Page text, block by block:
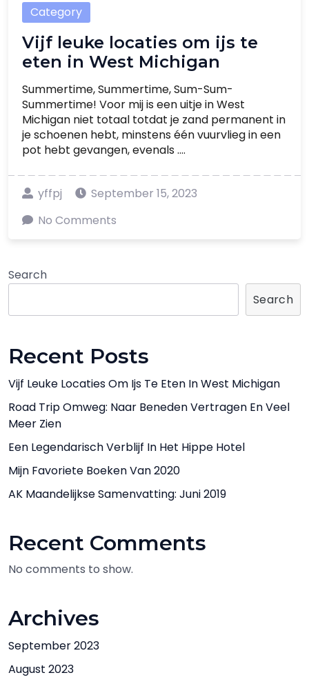
Category
Vijf leuke locaties om ijs te
eten in West Michigan
Summertime, Summertime, Sum-Sum-
Summertime! Voor mij is een uitje in West
Michigan niet totaal totdat je zand permanent in
je schoenen hebt, minstens één vuurvlieg in een
pot hebt gevangen, evenals ....
yffpj
September 15, 2023
No Comments
Search
Search
Recent Posts
Vijf Leuke Locaties Om Ijs Te Eten In West Michigan
Road Trip Omweg: Naar Beneden Vertragen En Veel
Meer Zien
Een Legendarisch Verblijf In Het Hippe Hotel
Mijn Favoriete Boeken Van 2020
AK Maandelijkse Samenvatting: Juni 2019
Recent Comments
No comments to show.
Archives
September 2023
August 2023